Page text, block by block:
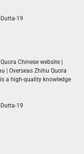
19
Chinese website |
| Overseas Zhihu Quora
a high-quality knowledge
19